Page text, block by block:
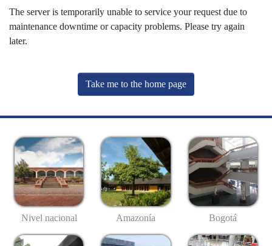
The server is temporarily unable to service your request due to
maintenance downtime or capacity problems. Please try again
later.
Take me to the home page
Nivel nacional Amazonía Bogotá